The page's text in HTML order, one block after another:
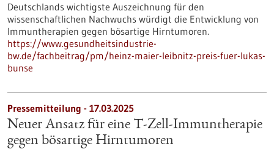
Deutschlands wichtigste Auszeichnung für den
wissenschaftlichen Nachwuchs würdigt die Entwicklung von
Immuntherapien gegen bösartige Hirntumoren.
https://www.gesundheitsindustrie-
bw.de/fachbeitrag/pm/heinz-maier-leibnitz-preis-fuer-lukas-
bunse
Pressemitteilung - 17.03.2025
Neuer Ansatz für eine T-Zell-Immuntherapie
gegen bösartige Hirntumoren